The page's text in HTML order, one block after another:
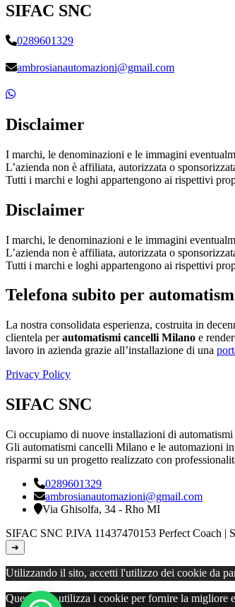
SIFAC SNC
0289601329
ambrosianautomazioni@gmail.com
Disclaimer
I marchi, le denominazioni e le immagini
L’azienda non è affiliata, autorizzata o
Tutti i marchi e loghi appartengono ai rispettivi
Disclaimer
I marchi, le denominazioni e le immagini
L’azienda non è affiliata, autorizzata o
Tutti i marchi e loghi appartengono ai rispettivi
Telefona subito per
La nostra consolidata esperienza, costruita in
clientela perautomatismi cancelli Milano e
lavoro in azienda grazie all’installazione di una
Privacy Policy
SIFAC SNC
Ci occupiamo di nuove installazioni di
Gli automatismi cancelli Milano e le automazioni
risparmi su un progetto realizzato con
0289601329
ambrosianautomazioni@gmail.com
Via Ghisolfa, 34 - Rho MI
SIFAC SNC P.IVA 11437470153 Perfect Coach |
➜
Utilizzando il sito, accetti l'utilizzo dei cookie da
Questo sito utilizza i cookie per fornire la migliore